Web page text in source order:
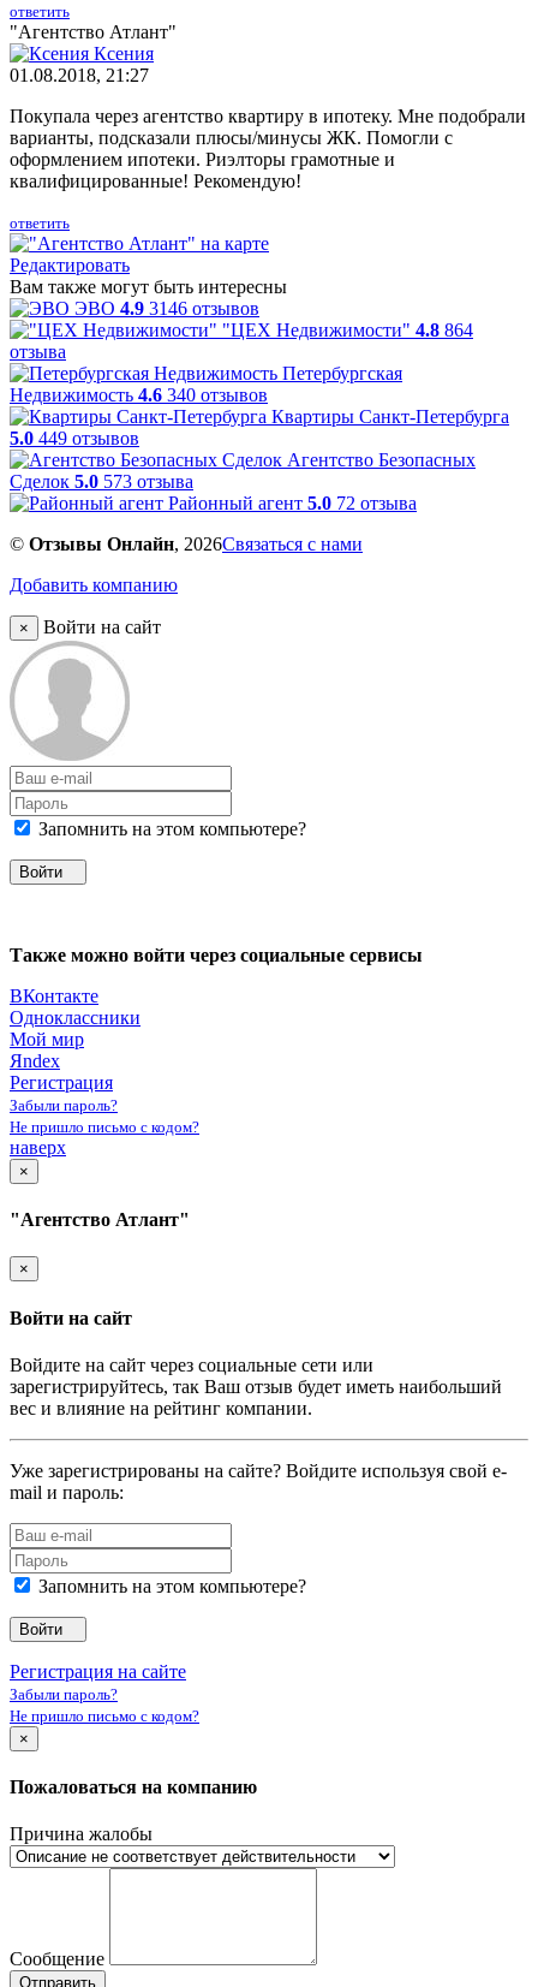
ответить
"Агентство Атлант"
Ксения
01.08.2018, 21:27
Покупала через агентство квартиру в ипотеку. Мне подобрали
варианты, подсказали плюсы/минусы ЖК. Помогли с
оформлением ипотеки. Риэлторы грамотные и
квалифицированные! Рекомендую!
ответить
Редактировать
Вам также могут быть интересны
ЭВО 4.9 3146 отзывов
"ЦЕХ Недвижимости" 4.8 864
отзыва
Петербургская
Недвижимость 4.6 340 отзывов
Квартиры Санкт-Петербурга
5.0 449 отзывов
Агентство Безопасных
Сделок 5.0 573 отзыва
Районный агент 5.0 72 отзыва
© Отзывы Онлайн, 2026Связаться с нами
Добавить компанию
× Войти на сайт
Запомнить на этом компьютере?
Войти
Также можно войти через социальные сервисы
ВКонтакте
Одноклассники
Мой мир
Яndex
Регистрация
Забыли пароль?
Не пришло письмо с кодом?
наверх
×
"Агентство Атлант"
×
Войти на сайт
Войдите на сайт через социальные сети или
зарегистрируйтесь, так Ваш отзыв будет иметь наибольший
вес и влияние на рейтинг компании.
Уже зарегистрированы на сайте? Войдите используя свой e-
mail и пароль:
Запомнить на этом компьютере?
Войти
Регистрация на сайте
Забыли пароль?
Не пришло письмо с кодом?
×
Пожаловаться на компанию
Причина жалобы
Сообщение
Отправить